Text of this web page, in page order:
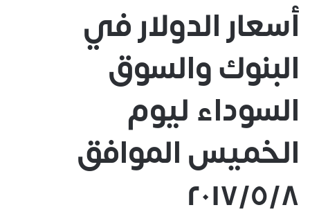
أسعار الدولار في
البنوك والسوق
السوداء ليوم
الخميس الموافق
٢٠١٧/٥/٨